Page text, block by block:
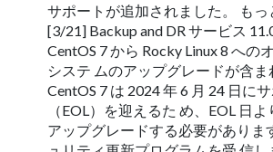
サポートが追加されました。 もっ
[3/21] Backup and DR サービス
CentOS 7 から Rocky Linux 8 への
システ ムのアップグレードが含ま
CentOS 7 は 2024 年 6 月 24 日に
（EOL）を迎えるた め、EOL 日
アップグレードする必要がありま